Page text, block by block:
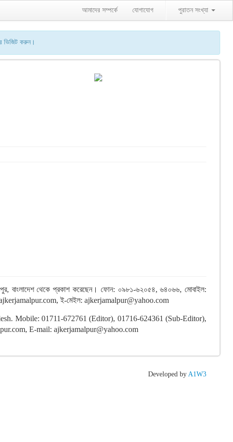
আমাদের সম্পর্কে যোগাযোগ পুরাতন সংখ্যা
ভিজিট করুন।
বাংলাদেশ থেকে প্রকাশ করেছেন। ফোন: ০৯৮১-৬২০৫৪, ৬৪০৬৬, মোবাইল:
ই-মেইল: ajkerjamalpur@yahoo.com
Mobile: 01711-672761 (Editor), 01716-624361 (Sub-Editor),
E-mail: ajkerjamalpur@yahoo.com
Developed by A1W3